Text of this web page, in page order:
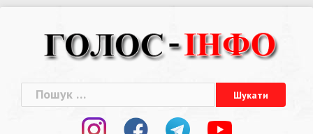
Пошук: